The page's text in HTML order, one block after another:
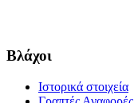
Βλάχοι
Ιστορικά στοιχεία